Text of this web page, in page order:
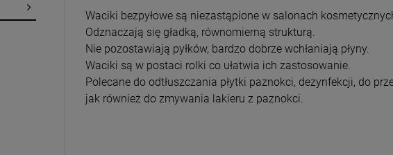
Waciki bezpyłowe są niezastąpione w salonach
Odznaczają się gładką, równomierną strukturą.
Nie pozostawiają pyłków, bardzo dobrze wchłaniają płyny.
Waciki są w postaci rolki co ułatwia ich zastosowanie.
Polecane do odtłuszczania płytki paznokci, dezynfekcji, do
jak również do zmywania lakieru z paznokci.